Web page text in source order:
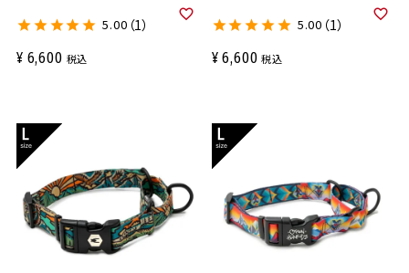
¥ 6,600 税込
5.00 （1）
¥ 6,600 税込
5.00 （1）